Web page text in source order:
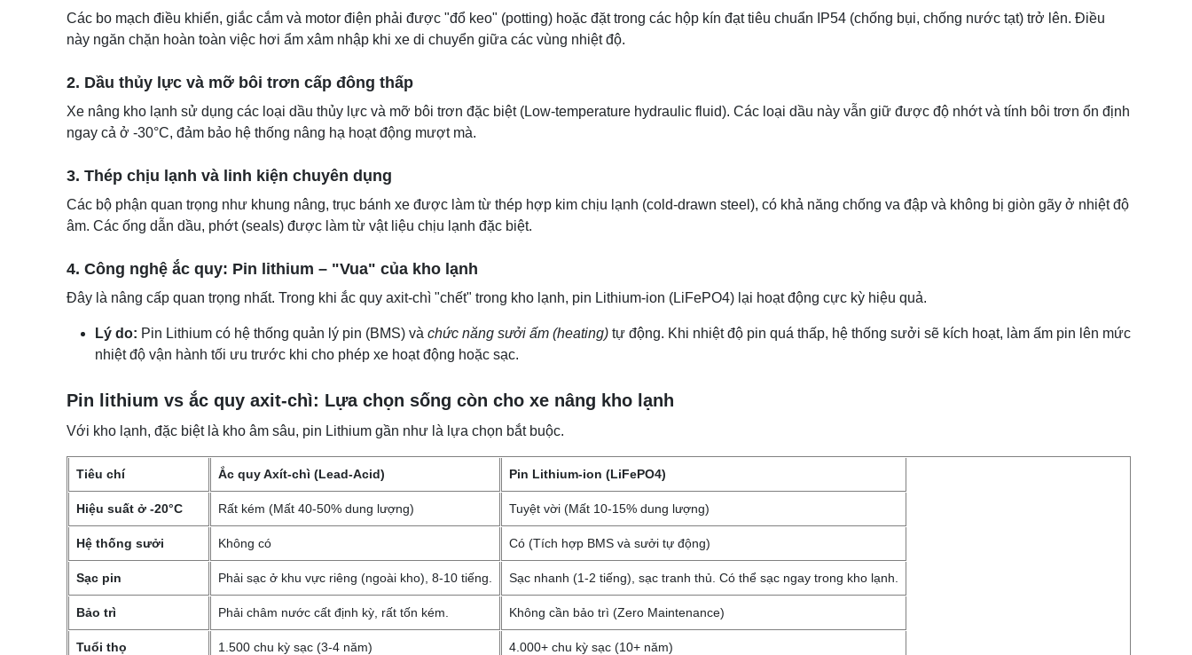
Các bo mạch điều khiển, giắc cắm và motor điện phải được "đổ keo" (potting) hoặc đặt trong các hộp kín đạt tiêu chuẩn IP54 (chống bụi, chống nước tạt) trở lên. Điều
này ngăn chặn hoàn toàn việc hơi ẩm xâm nhập khi xe di chuyển giữa các vùng nhiệt độ.
2. Dầu thủy lực và mỡ bôi trơn cấp đông thấp
Xe nâng kho lạnh sử dụng các loại dầu thủy lực và mỡ bôi trơn đặc biệt (Low-temperature hydraulic fluid). Các loại dầu này vẫn giữ được độ nhớt và tính bôi trơn ổn định
ngay cả ở -30°C, đảm bảo hệ thống nâng hạ hoạt động mượt mà.
3. Thép chịu lạnh và linh kiện chuyên dụng
Các bộ phận quan trọng như khung nâng, trục bánh xe được làm từ thép hợp kim chịu lạnh (cold-drawn steel), có khả năng chống va đập và không bị giòn gãy ở nhiệt độ
âm. Các ống dẫn dầu, phớt (seals) được làm từ vật liệu chịu lạnh đặc biệt.
4. Công nghệ ắc quy: Pin lithium – "Vua" của kho lạnh
Đây là nâng cấp quan trọng nhất. Trong khi ắc quy axit-chì "chết" trong kho lạnh, pin Lithium-ion (LiFePO4) lại hoạt động cực kỳ hiệu quả.
Lý do: Pin Lithium có hệ thống quản lý pin (BMS) và chức năng sưởi ấm (heating)tự động. Khi nhiệt độ pin quá thấp, hệ thống sưởi sẽ kích hoạt, làm ấm pin lên mức
nhiệt độ vận hành tối ưu trước khi cho phép xe hoạt động hoặc sạc.
​​​​Pin lithium vs ắc quy axit-chì: Lựa chọn sống còn cho xe nâng kho lạnh
Với kho lạnh, đặc biệt là kho âm sâu, pin Lithium gần như là lựa chọn bắt buộc.
Tiêu chí Ắc quy Axít-chì (Lead-Acid) Pin Lithium-ion (LiFePO4)
Hiệu suất ở -20°C Rất kém (Mất 40-50% dung lượng) Tuyệt vời (Mất 10-15% dung lượng)
Hệ thống sưởi Không có Có (Tích hợp BMS và sưởi tự động)
Sạc pin Phải sạc ở khu vực riêng (ngoài kho), 8-10 tiếng. Sạc nhanh (1-2 tiếng), sạc tranh thủ. Có thể sạc ngay trong kho lạnh.
Bảo trì Phải châm nước cất định kỳ, rất tốn kém. Không cần bảo trì (Zero Maintenance)
Tuổi thọ 1.500 chu kỳ sạc (3-4 năm) 4.000+ chu kỳ sạc (10+ năm)